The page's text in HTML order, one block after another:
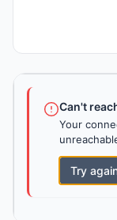
Can't
Your
Try